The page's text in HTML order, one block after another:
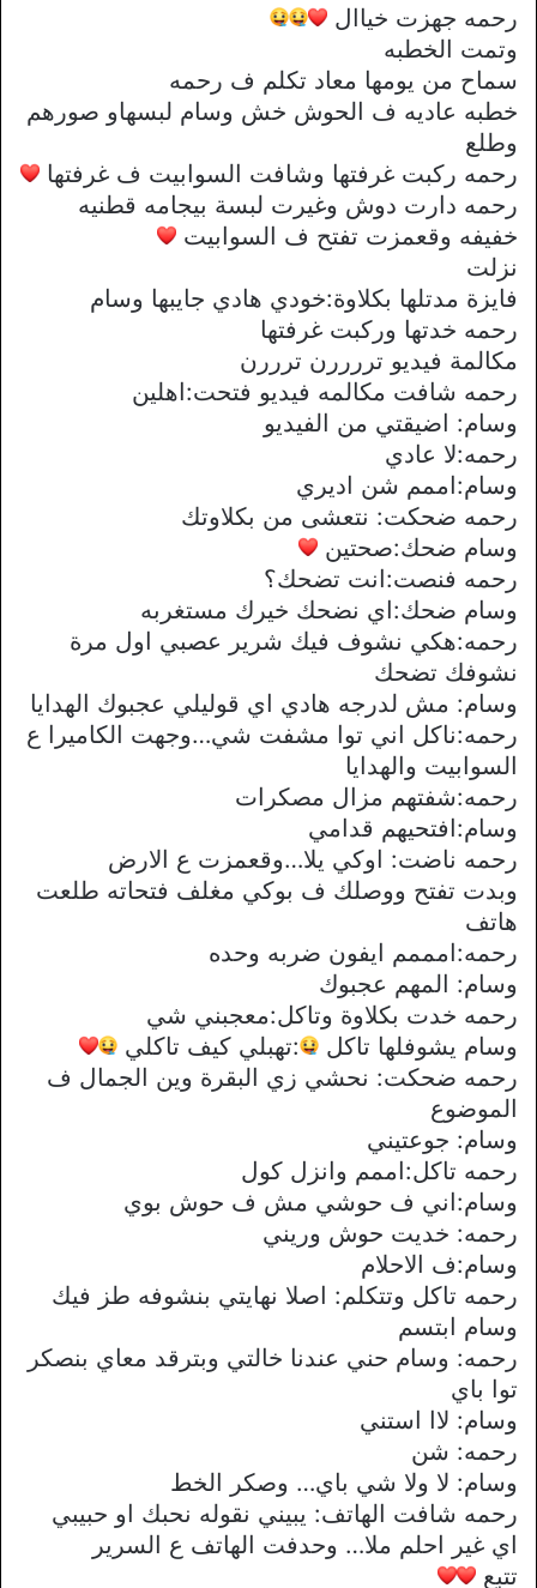
رحمه جهزت خياال
وتمت الخطبه
سماح من يومها معاد تكلم ف رحمه
خطبه عاديه ف الحوش خش وسام لبسهاو صورهم
وطلع
رحمه ركبت غرفتها وشافت السوابيت ف غرفتها
رحمه دارت دوش وغيرت لبسة بيجامه قطنيه
خفيفه وقعمزت تفتح ف السوابيت
نزلت
فايزة مدتلها بكلاوة:خودي هادي جايبها وسام
رحمه خدتها وركبت غرفتها
مكالمة فيديو تررررن ترررن
رحمه شافت مكالمه فيديو فتحت:اهلين
وسام: اضيقتي من الفيديو
رحمه:لا عادي
وسام:اممم شن اديري
رحمه ضحكت: نتعشى من بكلاوتك
وسام ضحك:صحتين
رحمه فنصت:انت تضحك؟
وسام ضحك:اي نضحك خيرك مستغربه
رحمه:هكي نشوف فيك شرير عصبي اول مرة
نشوفك تضحك
وسام: مش لدرجه هادي اي قوليلي عجبوك الهدايا
رحمه:ناكل اني توا مشفت شي…وجهت الكاميرا ع
السوابيت والهدايا
رحمه:شفتهم مزال مصكرات
وسام:افتحيهم قدامي
رحمه ناضت: اوكي يلا…وقعمزت ع الارض
وبدت تفتح ووصلك ف بوكي مغلف فتحاته طلعت
هاتف
رحمه:امممم ايفون ضربه وحده
وسام: المهم عجبوك
رحمه خدت بكلاوة وتاكل:معجبني شي
وسام يشوفلها تاكل
:تهبلي كيف تاكلي
رحمه ضحكت: نحشي زي البقرة وين الجمال ف
الموضوع
وسام: جوعتيني
رحمه تاكل:اممم وانزل كول
وسام:اني ف حوشي مش ف حوش بوي
رحمه: خديت حوش وريني
وسام:ف الاحلام
رحمه تاكل وتتكلم: اصلا نهايتي بنشوفه طز فيك
وسام ابتسم
رحمه: وسام حني عندنا خالتي وبترقد معاي بنصكر
توا باي
وسام: لاا استني
رحمه: شن
وسام: لا ولا شي باي… وصكر الخط
رحمه شافت الهاتف: يبيني نقوله نحبك او حبيبي
اي غير احلم ملا… وحدفت الهاتف ع السرير
تتبع